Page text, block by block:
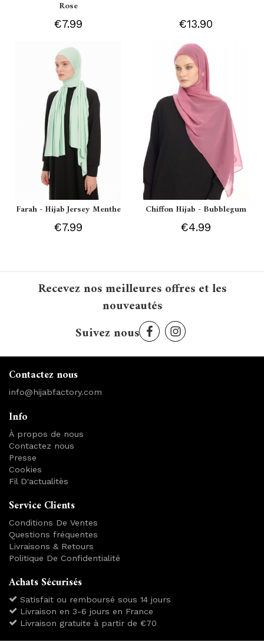
Rose
€7.99 €13.90
Farah - Hijab Jersey Menthe
€7.99
Chiffon Hijab - Bubblegum
€4.99
Recevez nos meilleures offres et les
nouveautés
Suivez nous
Contactez nous
info@hijabfactory.com
Info
À propos de nous
Contactez nous
Presse
Cookies
Fil D'actualitès
Service Clients
Conditions De Ventes
Questions fréquentes
Livraisons & Retours
Politique De Confidentialité
Achats Sécurisés
Satisfait ou remboursé sous 14 jours
Livraison en 3-6 jours en France
Livraison gratuite à partir de €70